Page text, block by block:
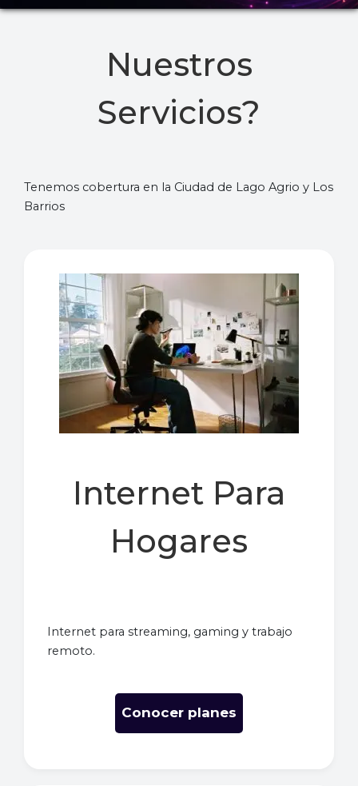
Nuestros
Servicios?
Tenemos cobertura en la Ciudad de Lago Agrio y Los
Barrios
Internet Para
Hogares
Internet para streaming, gaming y trabajo
remoto.
Conocer planes